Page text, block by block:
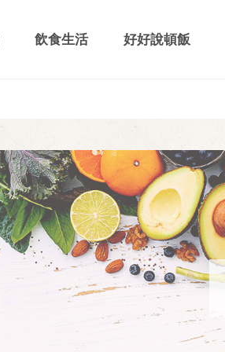
飲食生活 好好說頓飯